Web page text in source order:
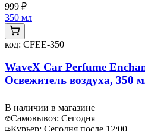
999 ₽
350 мл
код: CFEE-350
WaveX Car Perfume
Освежитель воздуха, 350
В наличии в магазине
Самовывоз: Сегодня